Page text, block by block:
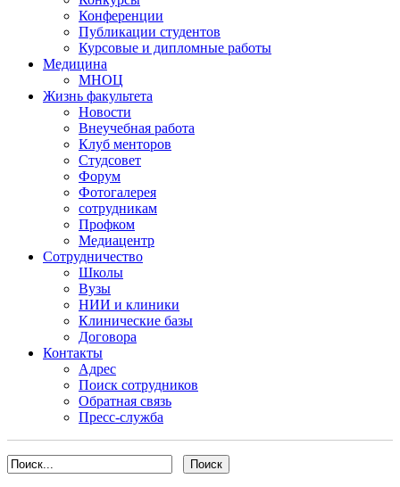
Конференции
Публикации студентов
Курсовые и дипломные работы
Медицина
МНОЦ
Жизнь факультета
Новости
Внеучебная работа
Клуб менторов
Студсовет
Форум
Фотогалерея
сотрудникам
Профком
Медиацентр
Сотрудничество
Школы
Вузы
НИИ и клиники
Клинические базы
Договора
Контакты
Адрес
Поиск сотрудников
Обратная связь
Пресс-служба